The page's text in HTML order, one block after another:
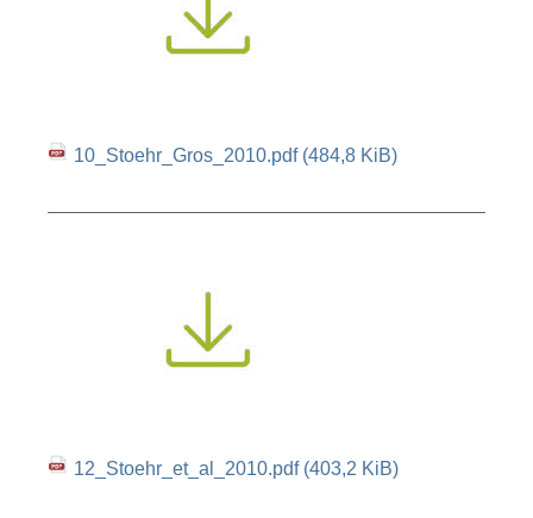
10_Stoehr_Gros_2010.pdf (484,8 KiB)
12_Stoehr_et_al_2010.pdf (403,2 KiB)